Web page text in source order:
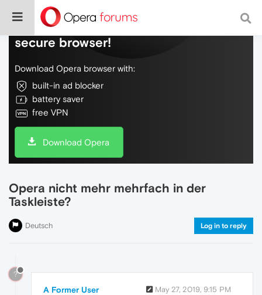
Do more on the web, with a fast and
secure browser!
Download Opera browser with:
built-in ad blocker
battery saver
free VPN
Download Opera
Opera nicht mehr mehrfach in der
Taskleiste?
Deutsch Log in to reply
?
A Former User May 27, 2019, 9:15 PM